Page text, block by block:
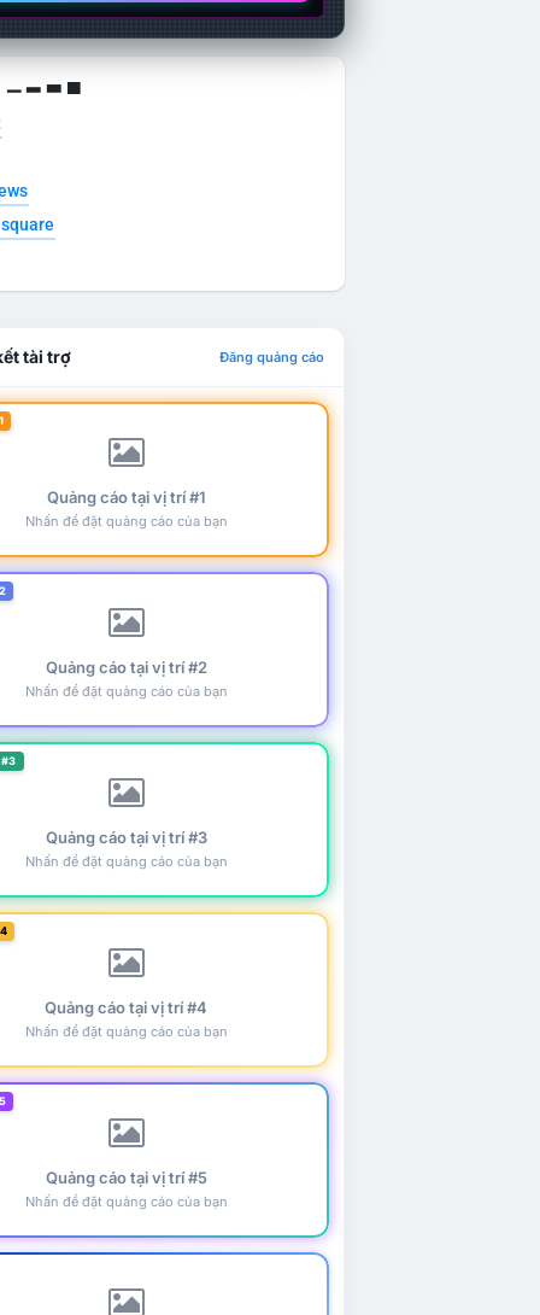
▁ ▂ ▃ ▄
tài trợ Đăng quảng cáo
Quảng cáo tại vị trí #1
Nhấn để đặt quảng cáo của bạn
Quảng cáo tại vị trí #2
Nhấn để đặt quảng cáo của bạn
Quảng cáo tại vị trí #3
Nhấn để đặt quảng cáo của bạn
Quảng cáo tại vị trí #4
Nhấn để đặt quảng cáo của bạn
Quảng cáo tại vị trí #5
Nhấn để đặt quảng cáo của bạn